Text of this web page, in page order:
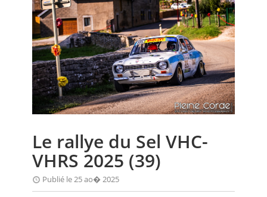
MONTAGNE
EVÈNEMENTS
CALENDRIER
FOCUS
ANNUAIRES
PETITES ANNONCES
Le rallye du Sel VHC-
VHRS 2025 (39)
Publié le 25 ao� 2025